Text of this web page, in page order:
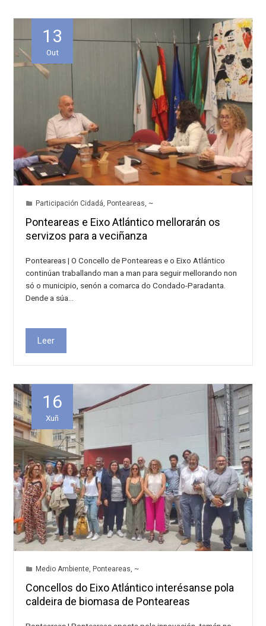
13
Out
Participación Cidadá, Ponteareas, ~
Ponteareas e Eixo Atlántico mellorarán os
servizos para a veciñanza
Ponteareas | O Concello de Ponteareas e o Eixo Atlántico
continúan traballando man a man para seguir mellorando non
só o municipio, senón a comarca do Condado-Paradanta.
Dende a súa…
Leer
16
Xuñ
Medio Ambiente, Ponteareas, ~
Concellos do Eixo Atlántico interésanse pola
caldeira de biomasa de Ponteareas